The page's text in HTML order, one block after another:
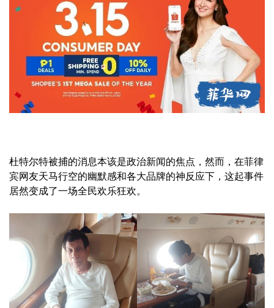
杜特尔特被捕的消息本该是政治新闻的焦点，然而，在菲律
宾网友天马行空的幽默感和各大品牌的神反应下，这起事件
居然变成了一场全民欢乐狂欢。